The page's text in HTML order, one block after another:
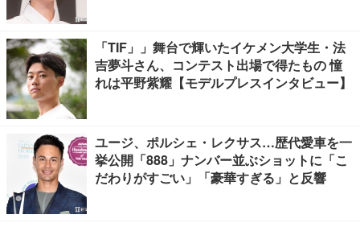
「TIF」」舞台で輝いたイケメン大学生・法
吉夢斗さん、コンテスト出場で得たもの 憧
れは平野紫耀【モデルプレスインタビュー】
ユージ、ポルシェ・レクサス…歴代愛車を一
挙公開「888」ナンバー並ぶショットに「こ
だわりがすごい」「豪華すぎる」と反響